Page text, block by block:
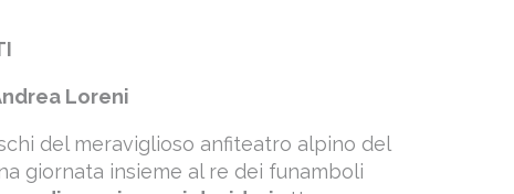
Loreni
del meraviglioso anfiteatro alpino del
giornata insieme al re dei funamboli